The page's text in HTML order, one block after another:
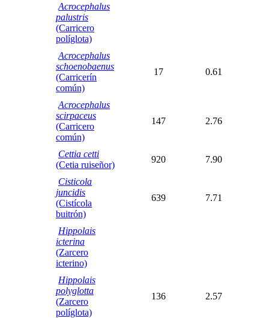
Acrocephalus
palustris
(Carricero
políglota)
Acrocephalus
schoenobaenus
(Carricerín
común)
17 0.61
Acrocephalus
scirpaceus
(Carricero
común)
147 2.76
Cettia cetti
(Cetia ruiseñor)
920 7.90
Cisticola
juncidis
(Cistícola
buitrón)
639 7.71
Hippolais
icterina
(Zarcero
icterino)
Hippolais
polyglotta
(Zarcero
políglota)
136 2.57